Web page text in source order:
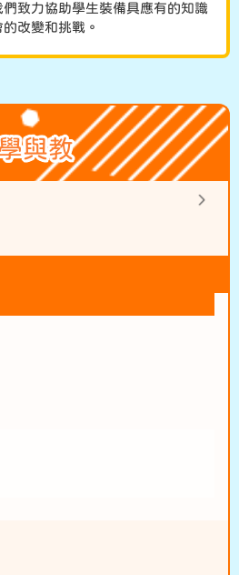
致力協助學生裝備具應有的知識
改變和挑戰。
與教